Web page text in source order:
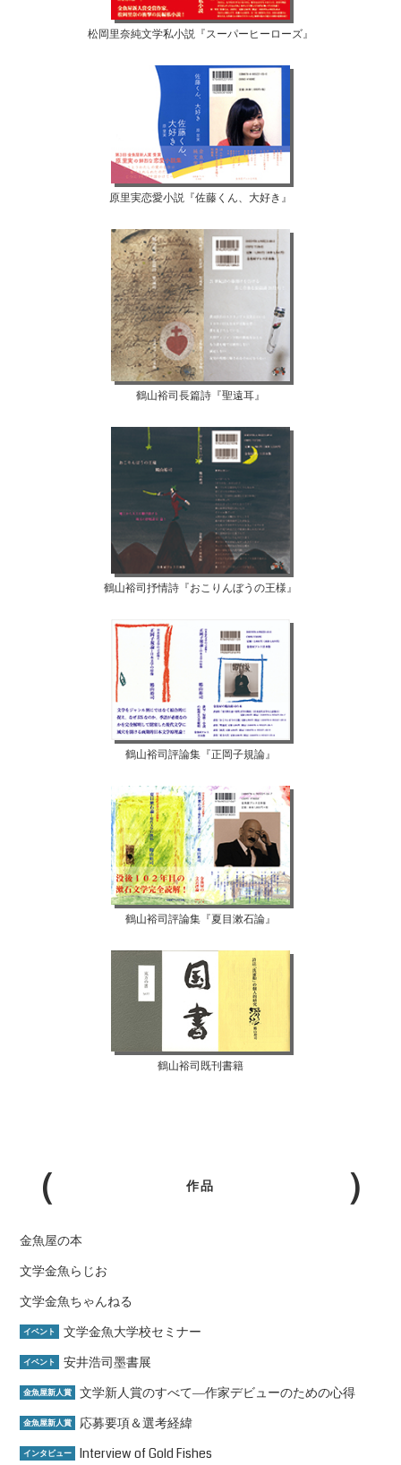
松岡里奈純文学私小説『スーパーヒーローズ』
原里実恋愛小説『佐藤くん、大好き』
鶴山裕司長篇詩『聖遠耳』
鶴山裕司抒情詩『おこりんぼうの王様』
鶴山裕司評論集『正岡子規論』
鶴山裕司評論集『夏目漱石論』
鶴山裕司既刊書籍
作品
金魚屋の本
文学金魚らじお
文学金魚ちゃんねる
イベント 文学金魚大学校セミナー
イベント 安井浩司墨書展
金魚屋新人賞 文学新人賞のすべて―作家デビューのための心得
金魚屋新人賞 応募要項＆選考経緯
インタビュー Interview of Gold Fishes